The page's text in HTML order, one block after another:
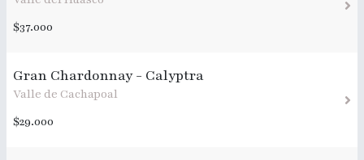
$37.000
Gran Chardonnay - Calyptra
Valle de Cachapoal
$29.000